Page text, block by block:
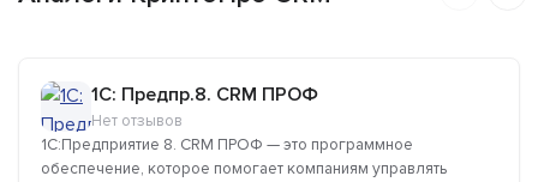
1C: Предпр.8. CRM ПРОФ
Нет отзывов
1С:Предприятие 8. CRM ПРОФ — это программное
обеспечение, которое помогает компаниям управлять